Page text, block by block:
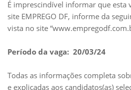
É imprescindível informar que esta
site EMPREGO DF, informe da
vista no site
Período da vaga: 20/03/24
Todas as informações completa
e explicadas aos candidatos(as)